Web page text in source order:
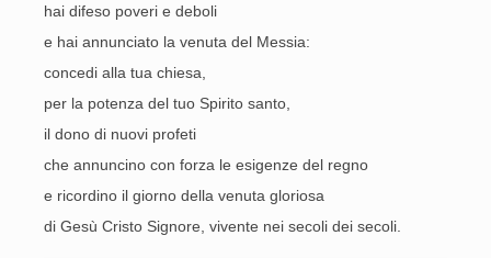
hai difeso poveri e deboli
e hai annunciato la venuta del Messia:
concedi alla tua chiesa,
per la potenza del tuo Spirito santo,
il dono di nuovi profeti
che annuncino con forza le esigenze del regno
e ricordino il giorno della venuta gloriosa
di Gesù Cristo Signore, vivente nei secoli dei secoli.